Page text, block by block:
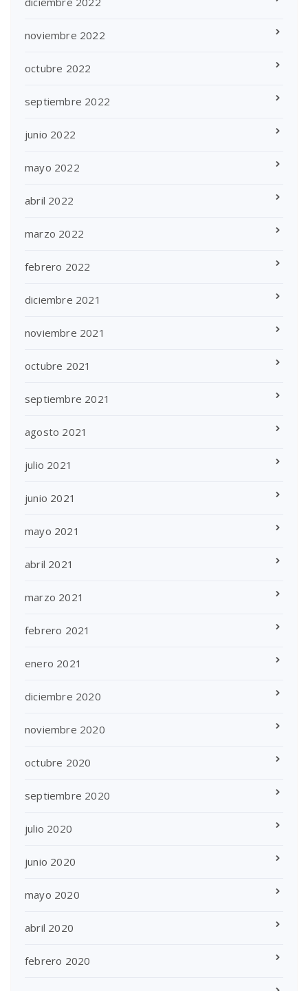
noviembre 2022
octubre 2022
septiembre 2022
junio 2022
mayo 2022
abril 2022
marzo 2022
febrero 2022
diciembre 2021
noviembre 2021
octubre 2021
septiembre 2021
agosto 2021
julio 2021
junio 2021
mayo 2021
abril 2021
marzo 2021
febrero 2021
enero 2021
diciembre 2020
noviembre 2020
octubre 2020
septiembre 2020
julio 2020
junio 2020
mayo 2020
abril 2020
febrero 2020